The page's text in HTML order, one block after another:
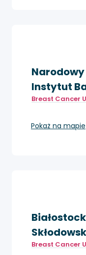
Instytut
Breast Cancer
Warszawa,
Pokaż na mapie
Breast Cancer